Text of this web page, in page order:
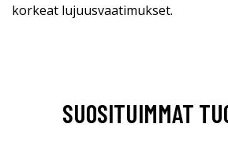
korkeat lujuusvaatimukset.
SUOSITUIMMAT